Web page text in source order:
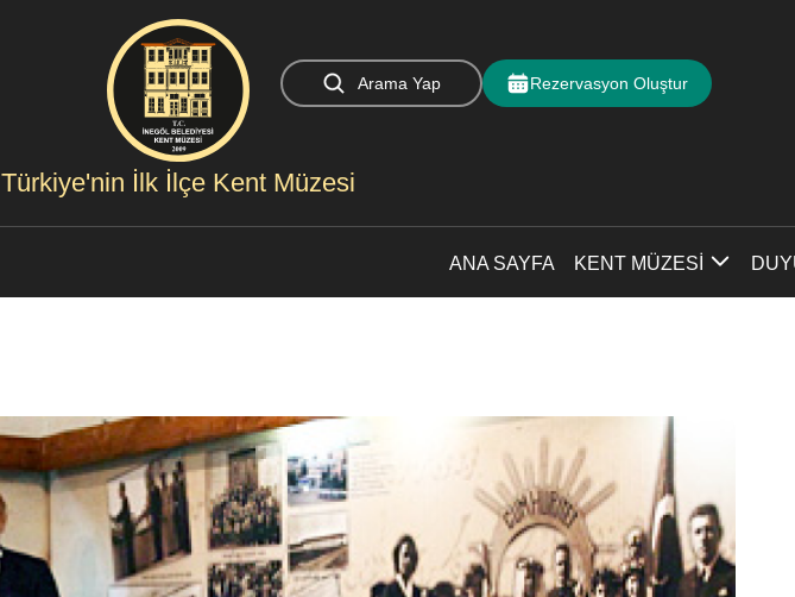
ANA SAYFA KENT MÜZESİ
Türkiye'nin İlk İlçe Kent Müzesi
Arama Yap Rezervasyon Oluştur